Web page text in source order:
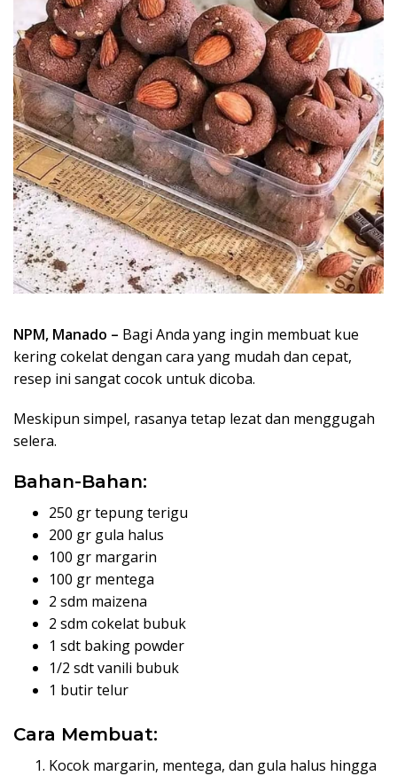
NPM, Manado – Bagi Anda yang ingin membuat kue
kering cokelat dengan cara yang mudah dan cepat,
resep ini sangat cocok untuk dicoba.
Meskipun simpel, rasanya tetap lezat dan menggugah
selera.
Bahan-Bahan:
250 gr tepung terigu
200 gr gula halus
100 gr margarin
100 gr mentega
2 sdm maizena
2 sdm cokelat bubuk
1 sdt baking powder
1/2 sdt vanili bubuk
1 butir telur
Cara Membuat:
Kocok margarin, mentega, dan gula halus hingga